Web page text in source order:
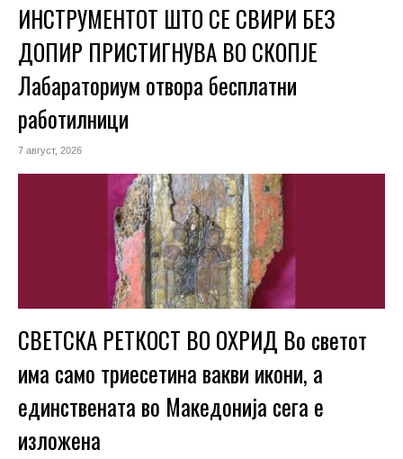
ИНСТРУМЕНТОТ ШТО СЕ СВИРИ БЕЗ
ДОПИР ПРИСТИГНУВА ВО СКОПЈЕ
Лабараториум отвора бесплатни
работилници
7 август, 2026
СВЕТСКА РЕТКОСТ ВО ОХРИД Во светот
има само триесетина вакви икони, а
единствената во Македонија сега е
изложена